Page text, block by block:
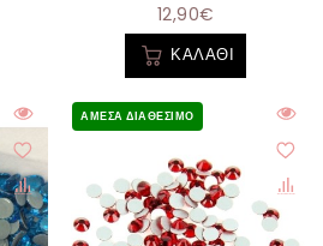
12,90€
ΚΑΛΆΘΙ
ΆΜΕΣΑ ΔΙΑΘΈΣΙΜΟ